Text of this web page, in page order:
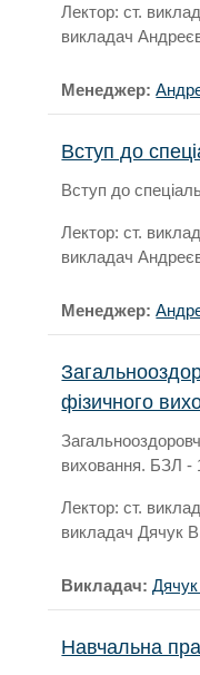
Лектор: ст.
викладач
Менеджер:
Вступ до
Вступ до
Лектор: ст.
викладач
Менеджер:
фізичного
виховання. БЗЛ -
Лектор: ст.
викладач Дячук
Викладач:
Навчальна